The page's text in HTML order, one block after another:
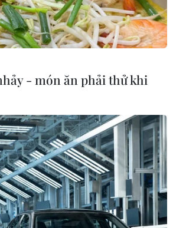
MỤC
khẩn cấp, ngăn
trừng phạt
thủ đô
người chết và 13
- món ăn phải thử khi